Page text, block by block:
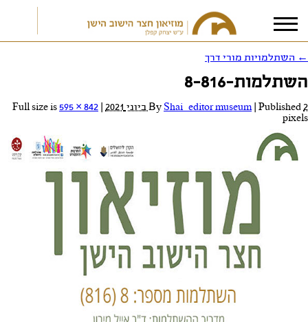
אני מאשר/ת את תנאי הפרטיות
← השתלמויות מורי דרך
השתלמות-8-816
By Shai_editor museum Published2 ביוני 2021
595 × 842
pixels